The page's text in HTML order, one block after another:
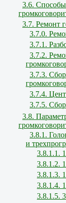
3.6. Способы
3.7. Ремонт
3.7.0.
3.7.1.
3.7.2.
3.7.3.
3.7.4.
3.7.5.
3.8.
3.8.1.
и
3.8.1.1.
3.8.1.2.
3.8.1.3.
3.8.1.4.
3.8.1.5.